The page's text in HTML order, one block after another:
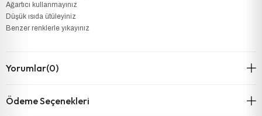
Ağartıcı kullanmayınız
Düşük ısıda ütüleyiniz
Benzer renklerle yıkayınız
Yorumlar(0)
Ödeme Seçenekleri